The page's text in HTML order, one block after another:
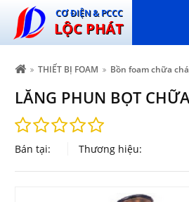
CƠ ĐIỆN & PCCC
LỘC PHÁT
THIẾT BỊ FOAM Bồn foam chữa
LĂNG PHUN BỌT
Bán tại: Thương hiệu: